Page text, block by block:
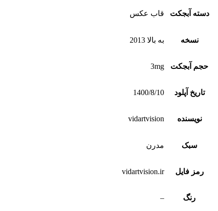
دسته آبجکت قاب عکس
نسخه به بالا 2013
حجم آبجکت 3mg
تاریخ آپلود 1400/8/10
نویسنده vidartvision
سبک مدرن
رمز فایل vidartvision.ir
رنگ –